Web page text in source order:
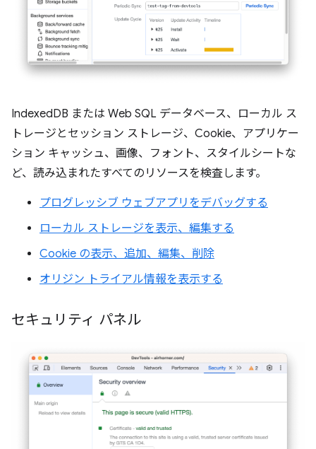
IndexedDB または Web SQL データベース、ローカル ス
トレージとセッション ストレージ、Cookie、アプリケー
ション キャッシュ、画像、フォント、スタイルシートな
ど、読み込まれたすべてのリソースを検査します。
プログレッシブ ウェブアプリをデバッグする
ローカル ストレージを表示、編集する
Cookie の表示、追加、編集、削除
オリジン トライアル情報を表示する
セキュリティ パネル